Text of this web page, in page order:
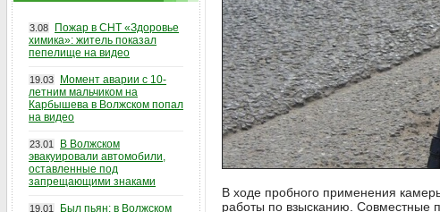
В ходе пробного применения
работы по взысканию. Совместные
3.08
Пожар в СНТ «Здоровье
химика»: житель показал
пепелище на видео
19.03
Момент аварии с 10-
летним мальчиком на
Карбышева в Волжском попал
на видео
23.01
В Волжском
эвакуировали автомобили,
оставленные под
запрещающими знаками
19.01
Был пьян: в Волжском